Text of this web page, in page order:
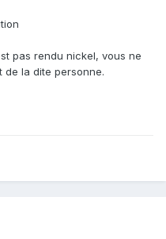
pas rendu nickel, vous ne
de la dite personne.